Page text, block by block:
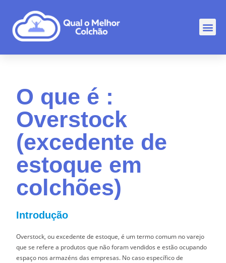
O que é :
Overstock
(excedente de
estoque em
colchões)
Introdução
Overstock, ou excedente de estoque, é um termo comum no varejo
que se refere a produtos que não foram vendidos e estão ocupando
espaço nos armazéns das empresas. No caso específico de